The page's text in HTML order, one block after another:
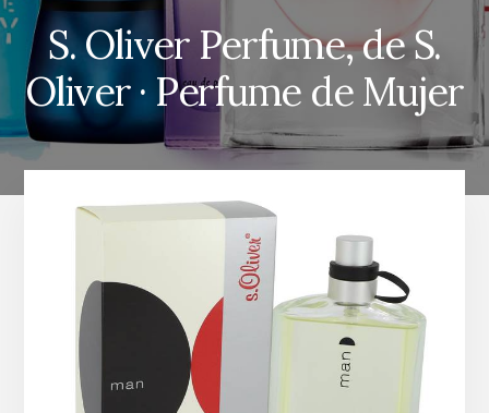
S. Oliver Perfume, de S.
Oliver · Perfume de Mujer